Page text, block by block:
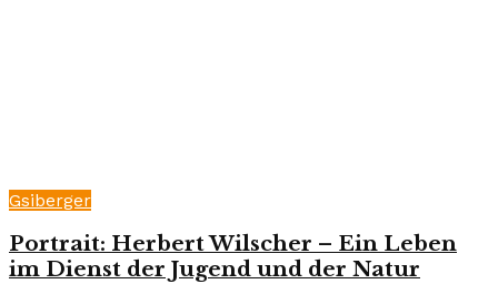
Gsiberger
Portrait: Herbert Wilscher – Ein Leben
im Dienst der Jugend und der Natur